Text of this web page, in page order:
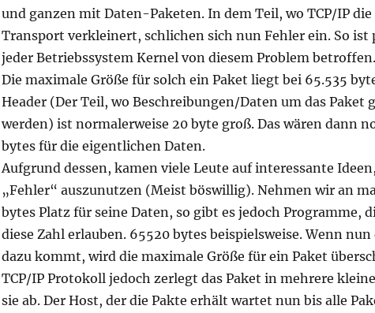
und ganzen mit Daten-Paketen. In dem Teil, wo TCP/IP
Transport verkleinert, schlichen sich nun Fehler ein. So ist
jeder Betriebssystem Kernel von diesem Problem betroffen.
Die maximale Größe für solch ein Paket liegt bei 65.535
Header (Der Teil, wo Beschreibungen/Daten um das Paket
werden) ist normalerweise 20 byte groß. Das wären dann
bytes für die eigentlichen Daten.
Aufgrund dessen, kamen viele Leute auf interessante
„Fehler“ auszunutzen (Meist böswillig). Nehmen wir an
bytes Platz für seine Daten, so gibt es jedoch Programme,
diese Zahl erlauben. 65520 bytes beispielsweise. Wenn
dazu kommt, wird die maximale Größe für ein Paket
TCP/IP Protokoll jedoch zerlegt das Paket in mehrere
sie ab. Der Host, der die Pakte erhält wartet nun bis alle